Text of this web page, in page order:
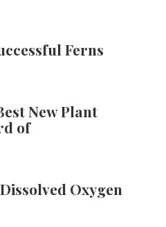
Ferns
New Plant
of
Oxygen